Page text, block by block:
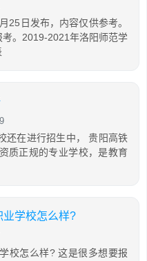
25日发布，内容仅供参考。
。2019-2021年洛阳师范学
还在进行招生中， 贵阳高铁
质正规的专业学校，是教育
业学校怎么样?
校怎么样? 这是很多想要报